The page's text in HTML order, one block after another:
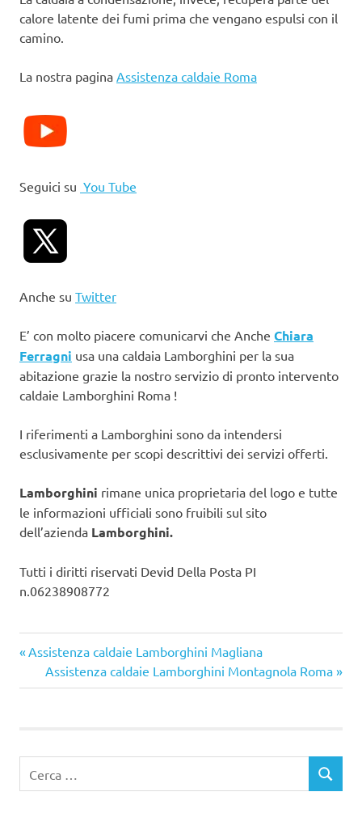
calore latente dei fumi prima che vengano espulsi con il
camino.
La nostra pagina Assistenza caldaie Roma
Seguici su You Tube
Anche su Twitter
E’ con molto piacere comunicarvi che Anche Chiara
Ferragni usa una caldaia Lamborghini per la sua
abitazione grazie la nostro servizio di pronto intervento
caldaie Lamborghini Roma !
I riferimenti a Lamborghini sono da intendersi
esclusivamente per scopi descrittivi dei servizi offerti.
Lamborghini rimane unica proprietaria del logo e tutte
le informazioni ufficiali sono fruibili sul sito
dell’azienda Lamborghini.
Tutti i diritti riservati Devid Della Posta PI
n.06238908772
Navigazione
articoli
Articolo
precedente:
Assistenza caldaie Lamborghini Magliana
Articolo
successivo:
Assistenza caldaie Lamborghini Montagnola Roma
per:
CERCA